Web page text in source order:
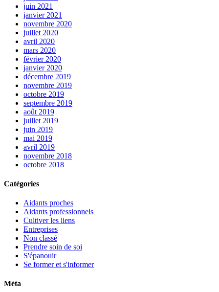
juin 2021
janvier 2021
novembre 2020
juillet 2020
avril 2020
mars 2020
février 2020
janvier 2020
décembre 2019
novembre 2019
octobre 2019
septembre 2019
août 2019
juillet 2019
juin 2019
mai 2019
avril 2019
novembre 2018
octobre 2018
Catégories
Aidants proches
Aidants professionnels
Cultiver les liens
Entreprises
Non classé
Prendre soin de soi
S'épanouir
Se former et s'informer
Méta